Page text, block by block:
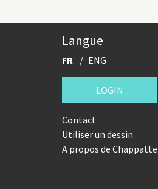
Langue
FR ENG
LOGIN
Contact
Utiliser un dessin
A propos de Chappatte